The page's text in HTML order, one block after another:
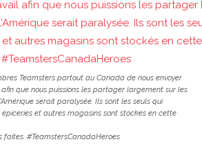
Teamsters partout au Canada de nous envoyer
que nous puissions les partager largement sur les
serait paralysée. Ils sont les seuls qui
épiceries et autres magasins sont stockés en cette
faites. #TeamstersCanadaHeroes